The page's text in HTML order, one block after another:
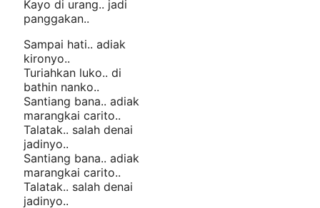
Kayo di urang.. jadi
panggakan..
Sampai hati.. adiak
kironyo..
Turiahkan luko.. di
bathin nanko..
Santiang bana.. adiak
marangkai carito..
Talatak.. salah denai
jadinyo..
Santiang bana.. adiak
marangkai carito..
Talatak.. salah denai
jadinyo..